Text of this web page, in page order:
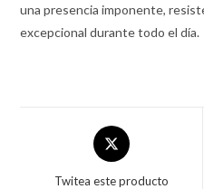
una presencia imponente,
excepcional durante todo el día.
Twitea este producto